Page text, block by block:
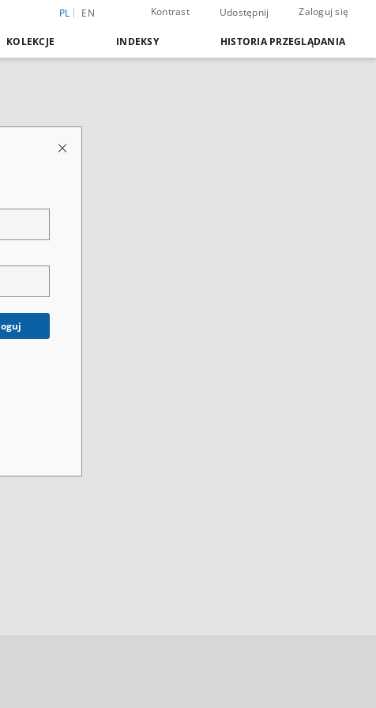
PL EN Kontrast Udostępnij Zaloguj się
KOLEKCJE INDEKSY HISTORIA PRZEGLĄDANIA